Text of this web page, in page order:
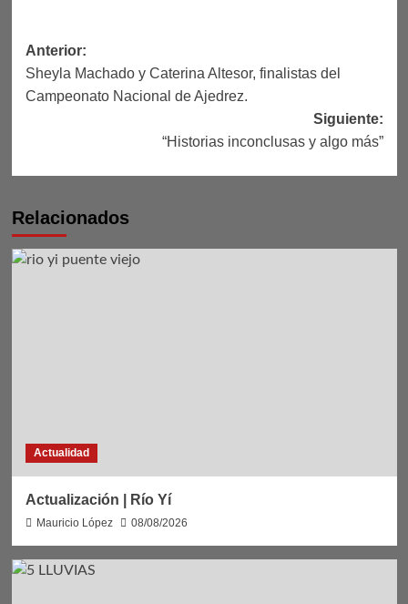
Navegación
de
entradas
Anterior:
Sheyla Machado y Caterina Altesor, finalistas del
Campeonato Nacional de Ajedrez.
Siguiente:
“Historias inconclusas y algo más”
Relacionados
Actualidad
Actualización | Río Yí
Mauricio López 08/08/2026